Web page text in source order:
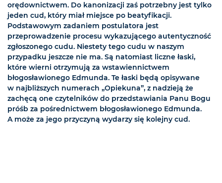
orędownictwem. Do kanonizacji zaś potrzebny jest tylko
jeden cud, który miał miejsce po beatyfikacji.
Podstawowym zadaniem postulatora jest
przeprowadzenie procesu wykazującego autentyczność
zgłoszonego cudu. Niestety tego cudu w naszym
przypadku jeszcze nie ma. Są natomiast liczne łaski,
które wierni otrzymują za wstawiennictwem
błogosławionego Edmunda. Te łaski będą opisywane
w najbliższych numerach „Opiekuna”, z nadzieją że
zachęcą one czytelników do przedstawiania Panu Bogu
próśb za pośrednictwem błogosławionego Edmunda.
A może za jego przyczyną wydarzy się kolejny cud.